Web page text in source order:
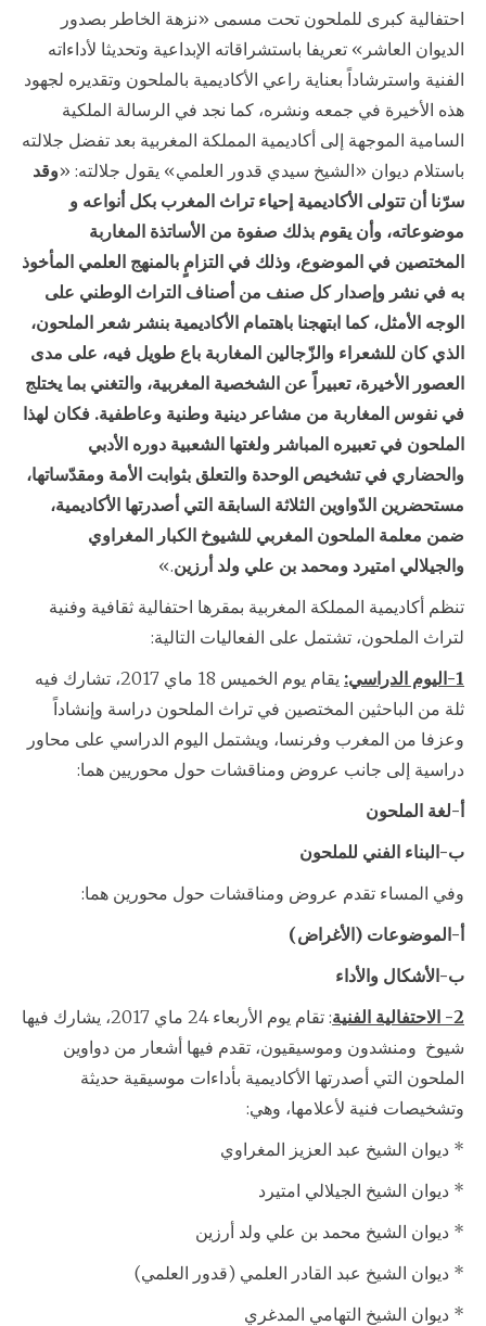
احتفالية كبرى للملحون تحت مسمى «نزهة الخاطر بصدور
الديوان العاشر» تعريفا باستشراقاته الإبداعية وتحديثا لأداءاته
الفنية واسترشاداً بعناية راعي الأكاديمية بالملحون وتقديره لجهود
هذه الأخيرة في جمعه ونشره، كما نجد في الرسالة الملكية
السامية الموجهة إلى أكاديمية المملكة المغربية بعد تفضل جلالته
باستلام ديوان «الشيخ سيدي قدور العلمي» يقول جلالته: «وقد
سرّنا أن تتولى الأكاديمية إحياء تراث المغرب بكل أنواعه و
موضوعاته، وأن يقوم بذلك صفوة من الأساتذة المغاربة
المختصين في الموضوع، وذلك في التزامٍ بالمنهج العلمي المأخوذ
به في نشر وإصدار كل صنف من أصناف التراث الوطني على
الوجه الأمثل، كما ابتهجنا باهتمام الأكاديمية بنشر شعر الملحون،
الذي كان للشعراء والزّجالين المغاربة باع طويل فيه، على مدى
العصور الأخيرة، تعبيراً عن الشخصية المغربية، والتغني بما يختلج
في نفوس المغاربة من مشاعر دينية وطنية وعاطفية. فكان لهذا
الملحون في تعبيره المباشر ولغتها الشعبية دوره الأدبي
والحضاري في تشخيص الوحدة والتعلق بثوابت الأمة ومقدّساتها،
مستحضرين الدّواوين الثلاثة السابقة التي أصدرتها الأكاديمية،
ضمن معلمة الملحون المغربي للشيوخ الكبار المغراوي
والجيلالي امتيرد ومحمد بن علي ولد أرزين.»
تنظم أكاديمية المملكة المغربية بمقرها احتفالية ثقافية وفنية
لتراث الملحون، تشتمل على الفعاليات التالية:
1-اليوم الدراسي:
يقام يوم الخميس 18 ماي 2017، تشارك فيه
ثلة من الباحثين المختصين في تراث الملحون دراسة وإنشاداً
وعزفا من المغرب وفرنسا، ويشتمل اليوم الدراسي على محاور
دراسية إلى جانب عروض ومناقشات حول محوريين هما:
أ-لغة الملحون
ب-البناء الفني للملحون
وفي المساء تقدم عروض ومناقشات حول محورين هما:
أ-الموضوعات (الأغراض)
ب-الأشكال والأداء
2- الاحتفالية الفنية
: تقام يوم الأربعاء 24 ماي 2017، يشارك فيها
شيوخ ومنشدون وموسيقيون، تقدم فيها أشعار من دواوين
الملحون التي أصدرتها الأكاديمية بأداءات موسيقية حديثة
وتشخيصات فنية لأعلامها، وهي:
* ديوان الشيخ عبد العزيز المغراوي
* ديوان الشيخ الجيلالي امتيرد
* ديوان الشيخ محمد بن علي ولد أرزين
* ديوان الشيخ عبد القادر العلمي (قدور العلمي)
* ديوان الشيخ التهامي المدغري